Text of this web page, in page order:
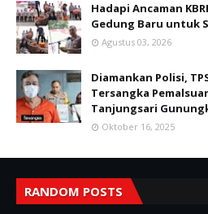
Hadapi Ancaman
Gedung Baru untuk
Agustus 03, 2026
Diamankan Polisi,
Tersangka
Tanjungsari
Oktober 16, 2025
RANDOM POSTS